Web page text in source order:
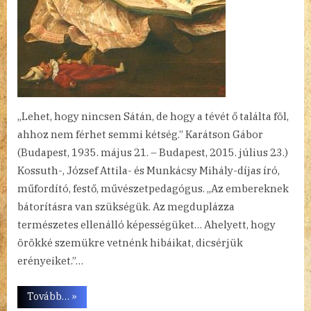
„Lehet, hogy nincsen Sátán, de hogy a tévét ő találta föl,
ahhoz nem férhet semmi kétség.” Karátson Gábor
(Budapest, 1935. május 21. – Budapest, 2015. július 23.)
Kossuth-, József Attila- és Munkácsy Mihály-díjas író,
műfordító, festő, művészetpedagógus. „Az embereknek
bátorításra van szükségük. Az megduplázza
természetes ellenálló képességüket… Ahelyett, hogy
örökké szemükre vetnénk hibáikat, dicsérjük
erényeiket.”…
Tovább… “Heti
papiruszok
»